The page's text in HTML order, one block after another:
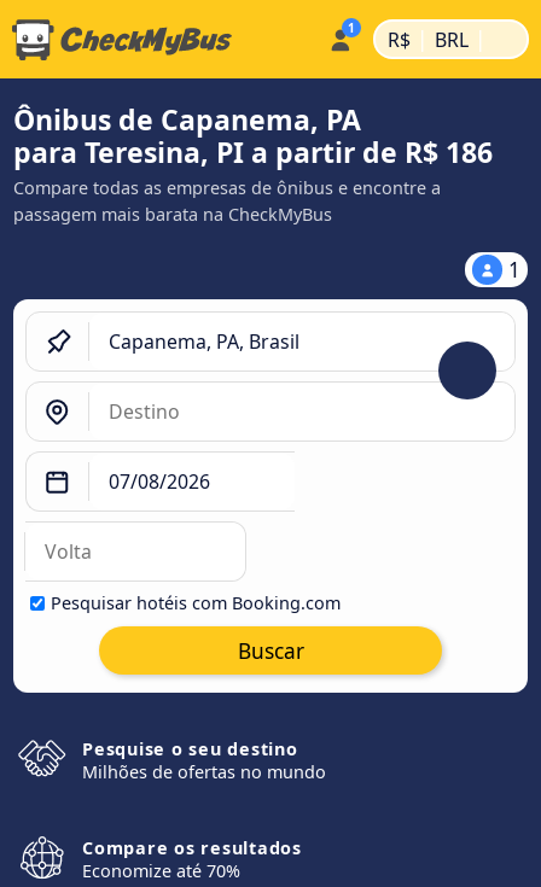
R$ | BRL |
Ônibus de Capanema, PA
para Teresina, PI a partir de R$ 186
Compare todas as empresas de ônibus e encontre a
passagem mais barata na CheckMyBus
1
Pesquisar hotéis com Booking.com
Buscar
Pesquise o seu destino
Milhões de ofertas no mundo
Compare os resultados
Economize até 70%